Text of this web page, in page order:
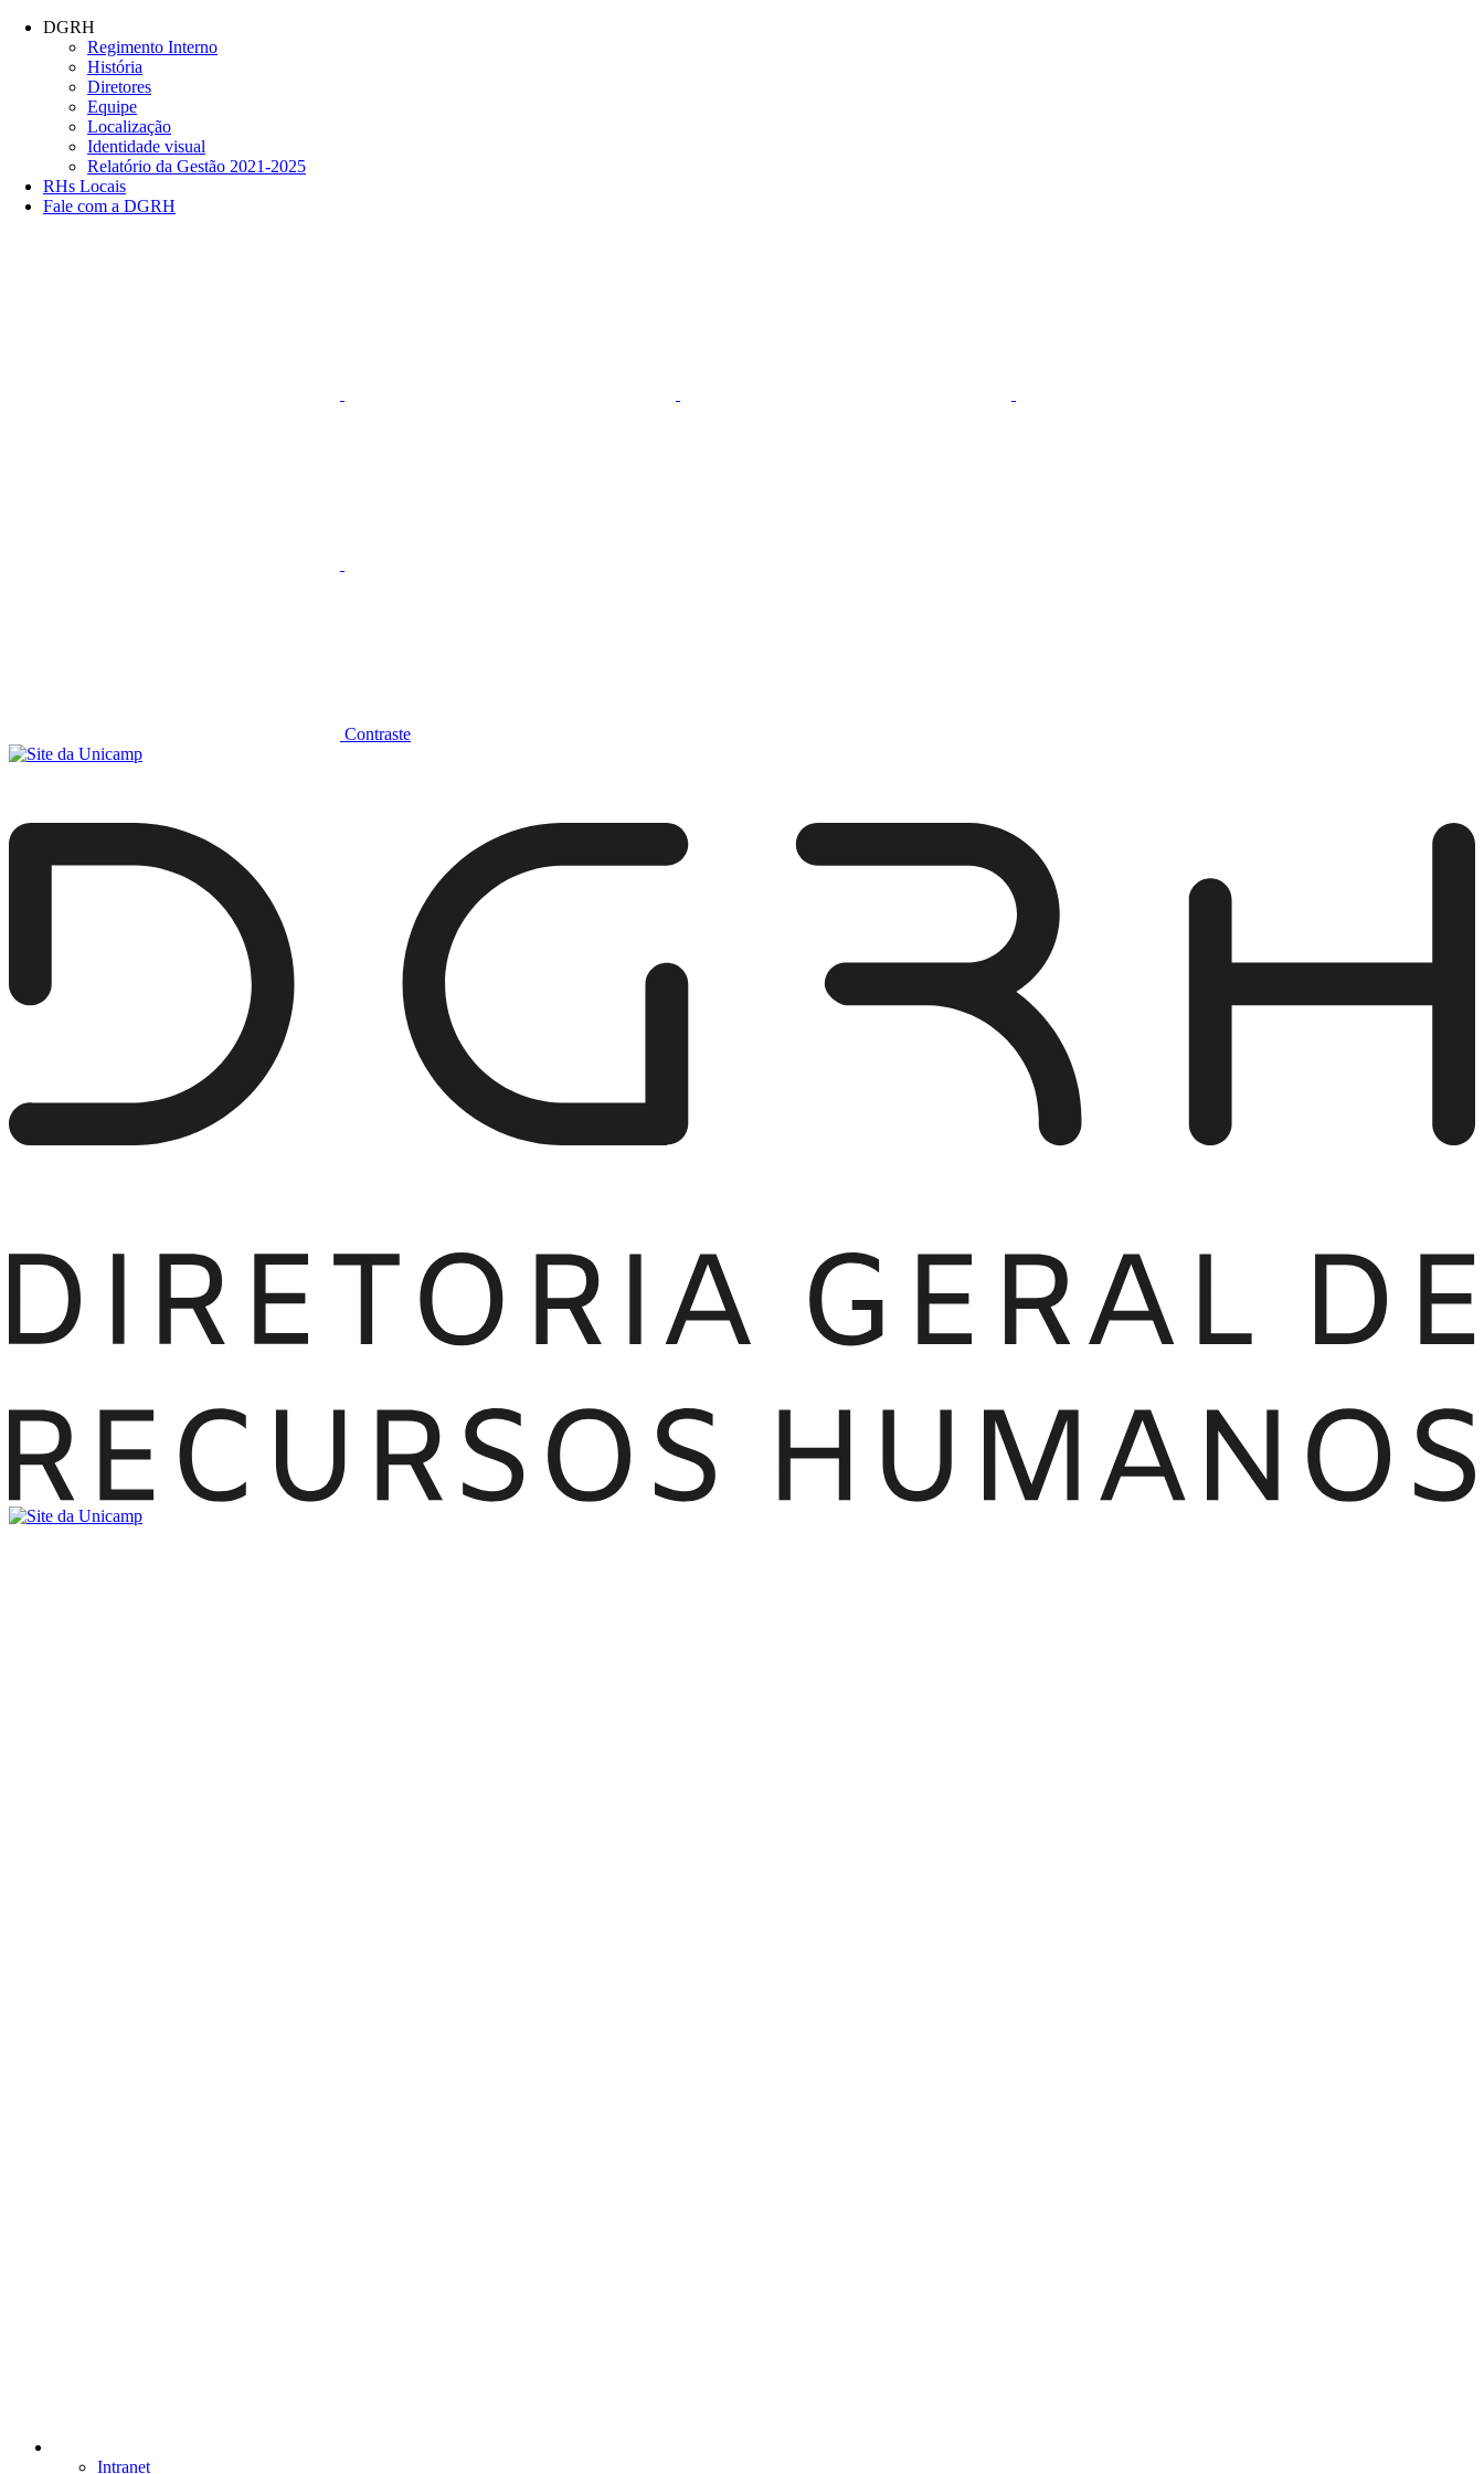
Conteúdo principal
DGRH
Regimento Interno
História
Diretores
Equipe
Localização
Identidade visual
Relatório da Gestão 2021-2025
RHs Locais
Fale com a DGRH
Contraste
Intranet